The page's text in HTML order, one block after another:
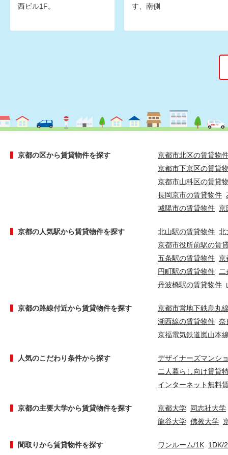
西ビル1F。
す、南側
京都の区から賃貸物件を探す
京都市北区の賃貸物
京都市下京区の賃貸
京都市山科区の賃貸
長岡京市の賃貸物件
城陽市の賃貸物件 京
京都の人気駅から賃貸物件を探す 北山駅の賃貸物件 北
京都市役所前駅の賃
五条駅の賃貸物件 京
円町駅の賃貸物件
丹波橋駅の賃貸物件
京都の路線付近から賃貸物件を探す
京都市営地下鉄烏丸
湖西線の賃貸物件 奈
京福電気鉄道嵐山本
人気のこだわり条件から探す
デザイナーズマンシ
二人暮らし向け賃貸
インターネット無料
京都の主要大学から賃貸物件を探す 京都大学 同志社大学
龍谷大学 佛教大学
間取りから賃貸物件を探す ワンルーム/1K 1DK/